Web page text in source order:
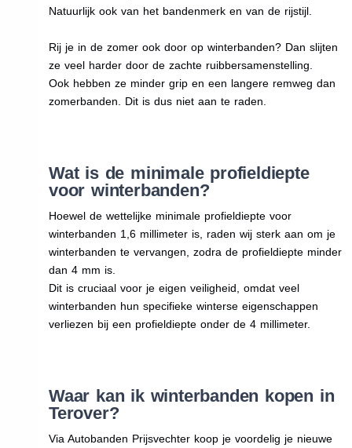
Natuurlijk ook van het bandenmerk en van de rijstijl.
Rij je in de zomer ook door op winterbanden? Dan slijten
ze veel harder door de zachte ruibbersamenstelling.
Ook hebben ze minder grip en een langere remweg dan
zomerbanden. Dit is dus niet aan te raden.
Wat is de minimale profieldiepte
voor winterbanden?
Hoewel de wettelijke minimale profieldiepte voor
winterbanden 1,6 millimeter is, raden wij sterk aan om je
winterbanden te vervangen, zodra de profieldiepte minder
dan 4 mm is.
Dit is cruciaal voor je eigen veiligheid, omdat veel
winterbanden hun specifieke winterse eigenschappen
verliezen bij een profieldiepte onder de 4 millimeter.
Waar kan ik winterbanden kopen in
Terover?
Via Autobanden Prijsvechter koop je voordelig je nieuwe